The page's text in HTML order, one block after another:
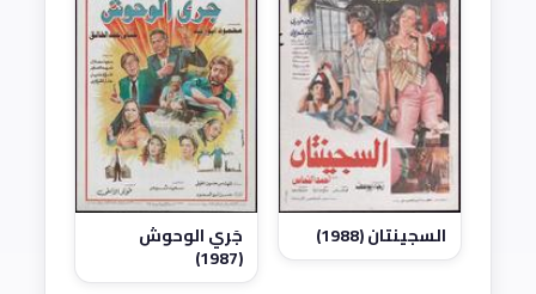
السجينتان (1988) جَري الوحوش
(1987)